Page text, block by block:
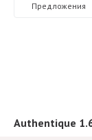
Предложения
Authentique